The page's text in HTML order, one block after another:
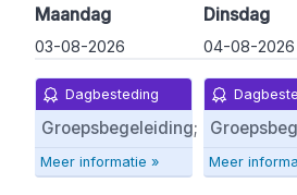
Maandag
03-08-2026
Dinsdag
04-08-2026
Dagbesteding
Groepsbegeleiding; krant
Meer informatie » Meer